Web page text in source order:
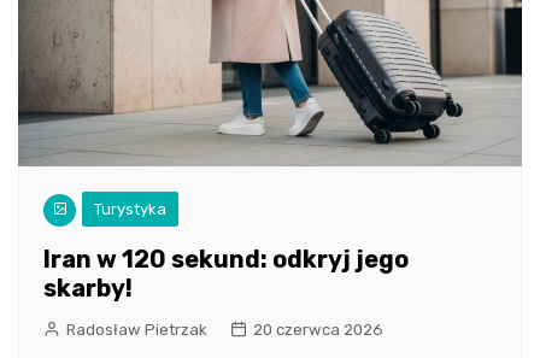
Turystyka
Iran w 120 sekund: odkryj jego
skarby!
Radosław Pietrzak 20 czerwca 2026